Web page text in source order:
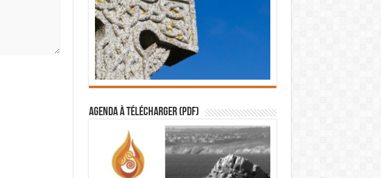
Agenda à télécharger (PDF)